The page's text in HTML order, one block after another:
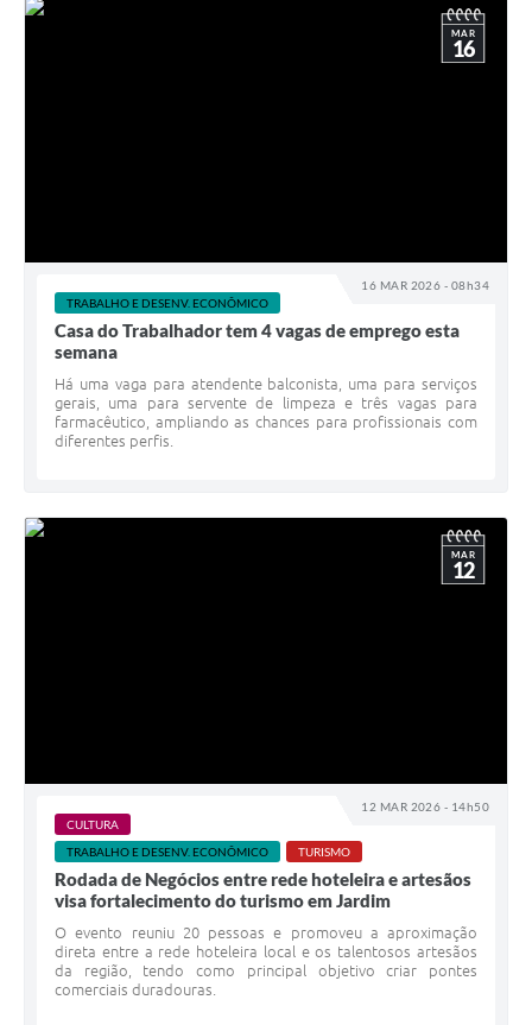
16 MAR 2026 - 08h34
MAR
16
TRABALHO E DESENV. ECONÔMICO
Casa do Trabalhador tem 4 vagas de emprego esta
semana
Há uma vaga para atendente balconista, uma para serviços
gerais, uma para servente de limpeza e três vagas para
farmacêutico, ampliando as chances para profissionais com
diferentes perfis.
12 MAR 2026 - 14h50
MAR
12
CULTURA
TRABALHO E DESENV. ECONÔMICO
TURISMO
Rodada de Negócios entre rede hoteleira e artesãos
visa fortalecimento do turismo em Jardim
O evento reuniu 20 pessoas e promoveu a aproximação
direta entre a rede hoteleira local e os talentosos artesãos
da região, tendo como principal objetivo criar pontes
comerciais duradouras.